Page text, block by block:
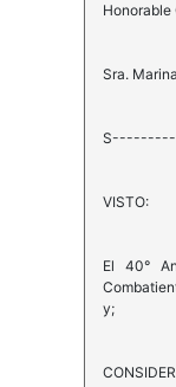
Sra.
VISTO:
El 40°
y;